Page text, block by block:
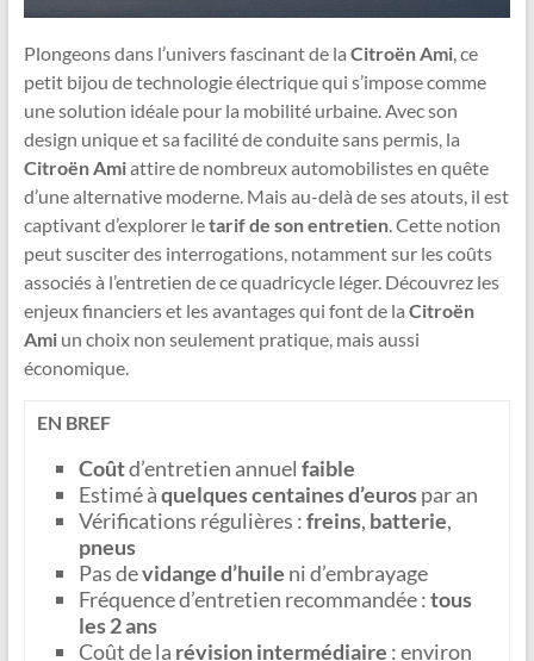
Plongeons dans l’univers fascinant de la Citroën Ami, ce
petit bijou de technologie électrique qui s’impose comme
une solution idéale pour la mobilité urbaine. Avec son
design unique et sa facilité de conduite sans permis, la
Citroën Amiattire de nombreux automobilistes en quête
d’une alternative moderne. Mais au-delà de ses atouts, il est
captivant d’explorer letarif de son entretien. Cette notion
peut susciter des interrogations, notamment sur les coûts
associés à l’entretien de ce quadricycle léger. Découvrez les
enjeux financiers et les avantages qui font de la Citroën
Amiun choix non seulement pratique, mais aussi
économique.
EN BREF
Coûtd’entretien annuel faible
Estimé àquelques centaines d’eurospar an
Vérifications régulières :freins, batterie,
pneus
Pas devidange d’huile ni d’embrayage
Fréquence d’entretien recommandée :tous
les 2 ans
Coût de la révision intermédiaire : environ